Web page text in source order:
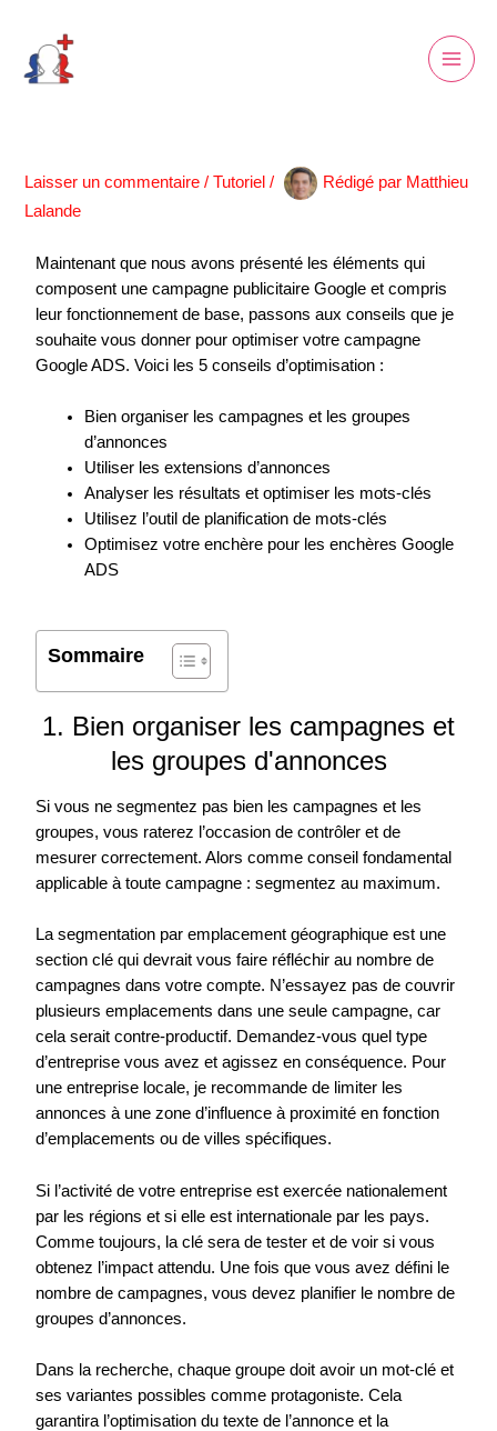
contenu
Menu
Laisser un commentaire /Tutoriel / Rédigé par Matthieu
Lalande
Maintenant que nous avons présenté les éléments qui
composent une campagne publicitaire Google et compris
leur fonctionnement de base, passons aux conseils que je
souhaite vous donner pour optimiser votre campagne
Google ADS. Voici les 5 conseils d’optimisation :
Bien organiser les campagnes et les groupes
d’annonces
Utiliser les extensions d’annonces
Analyser les résultats et optimiser les mots-clés
Utilisez l’outil de planification de mots-clés
Optimisez votre enchère pour les enchères Google
ADS
Sommaire
1. Bien organiser les campagnes et
les groupes d'annonces
Si vous ne segmentez pas bien les campagnes et les
groupes, vous raterez l’occasion de contrôler et de
mesurer correctement. Alors comme conseil fondamental
applicable à toute campagne : segmentez au maximum.
La segmentation par emplacement géographique est une
section clé qui devrait vous faire réfléchir au nombre de
campagnes dans votre compte. N’essayez pas de couvrir
plusieurs emplacements dans une seule campagne, car
cela serait contre-productif. Demandez-vous quel type
d’entreprise vous avez et agissez en conséquence. Pour
une entreprise locale, je recommande de limiter les
annonces à une zone d’influence à proximité en fonction
d’emplacements ou de villes spécifiques.
Si l’activité de votre entreprise est exercée nationalement
par les régions et si elle est internationale par les pays.
Comme toujours, la clé sera de tester et de voir si vous
obtenez l’impact attendu. Une fois que vous avez défini le
nombre de campagnes, vous devez planifier le nombre de
groupes d’annonces.
Dans la recherche, chaque groupe doit avoir un mot-clé et
ses variantes possibles comme protagoniste. Cela
garantira l’optimisation du texte de l’annonce et la